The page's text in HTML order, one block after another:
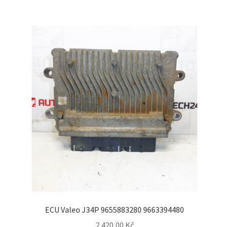
ECU Valeo J34P 9655883280 9663394480